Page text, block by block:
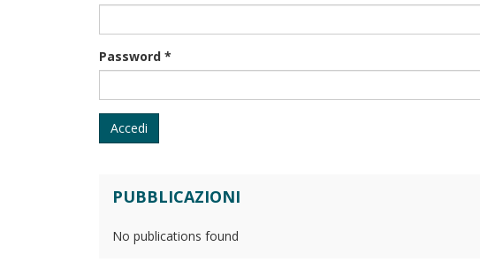
Password *
Accedi
PUBBLICAZIONI
No publications found